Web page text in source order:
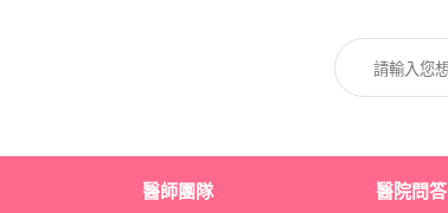
醫師團隊 醫院問答